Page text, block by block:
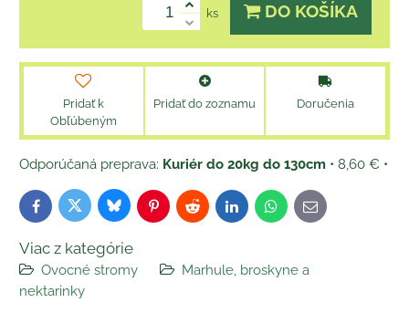
ks DO KOŠÍKA
Pridať k
Obľúbeným
Pridať do zoznamu Doručenia
Kuriér do 20kg do 130cm • 8,60 € •
FacebookTwitterBlueskyPinterestReddit LinkedInWhatsApp
E-
mail
Viac z kategórie
Ovocné stromy
Marhule, broskyne a
nektarinky